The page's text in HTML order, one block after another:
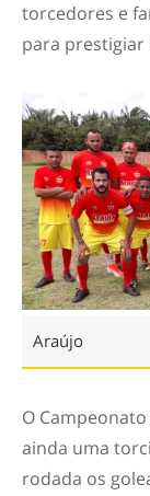
torcedores e
para prestigiar
Araújo
O
ainda uma
rodada os